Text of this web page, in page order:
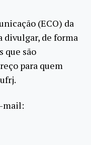
(ECO) da
divulgar, de forma
que são
para quem
mail: